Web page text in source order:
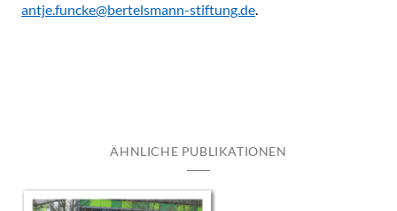
antje.funcke@bertelsmann-stiftung.de.
ÄHNLICHE PUBLIKATIONEN